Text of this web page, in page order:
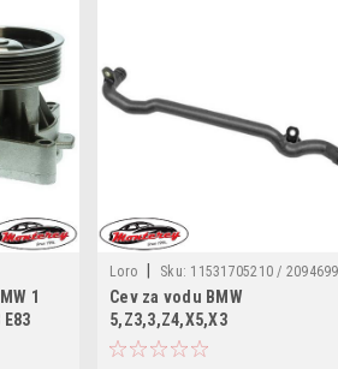
/
PA10135
24026 /
1
E83
Loro Sku: 11531705210 /
/ 004028003 / 004-028-003
Cev za vodu BMW
5,Z3,3,Z4,X5,X3